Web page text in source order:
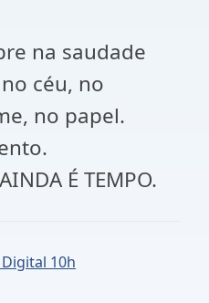
na saudade
céu, no
no papel.
É TEMPO.
10h